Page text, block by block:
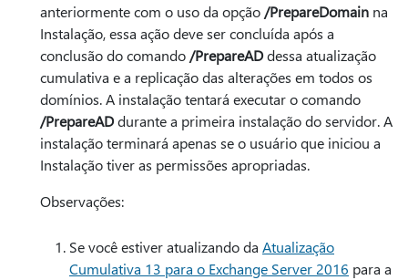
anteriormente com o uso da opção /PrepareDomain na
Instalação, essa ação deve ser concluída após a
conclusão do comando /PrepareADdessa atualização
cumulativa e a replicação das alterações em todos os
domínios. A instalação tentará executar o comando
/PrepareADdurante a primeira instalação do servidor. A
instalação terminará apenas se o usuário que iniciou a
Instalação tiver as permissões apropriadas.
Observações:
Se você estiver atualizando da Atualização
Cumulativa 13 para o Exchange Server 2016 para a